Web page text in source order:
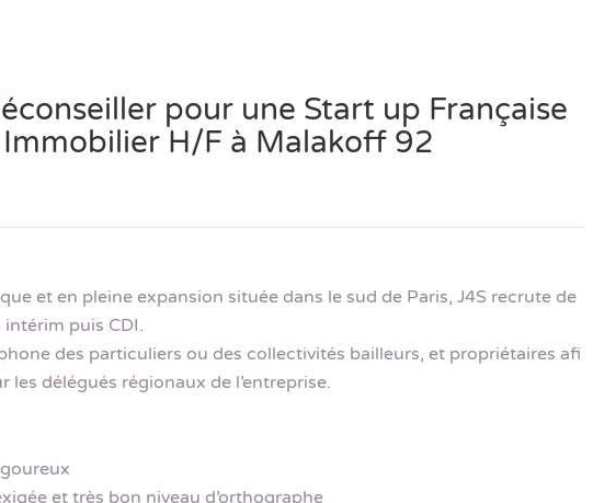
pour une Start up Française
H/F à Malakoff 92
et en pleine expansion située dans le sud de Paris, J4S recrute de
puis CDI.
des particuliers ou des collectivités bailleurs, et propriétaires afi
les délégués régionaux de l’entreprise.
et très bon niveau d’orthographe